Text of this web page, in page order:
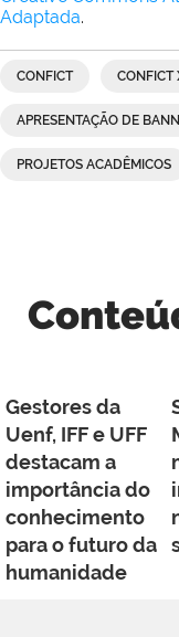
Adaptada.
CONFICT CONFICT
APRESENTAÇÃO DE
PROJETOS ACADÊMICOS
Gestores da
Uenf, IFF e UFF
destacam a
importância do
conhecimento
para o futuro da
humanidade